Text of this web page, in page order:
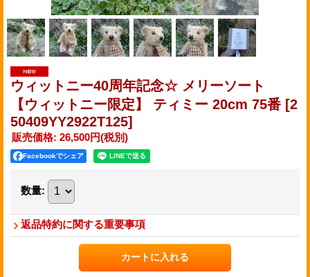
ウィットニー40周年記念☆ メリーソート
【ウィットニー限定】 ティミー 20cm 75番 [2
50409YY2922T125]
販売価格: 26,500円(税別)
Facebookでシェア
数量:
返品特約に関する重要事項